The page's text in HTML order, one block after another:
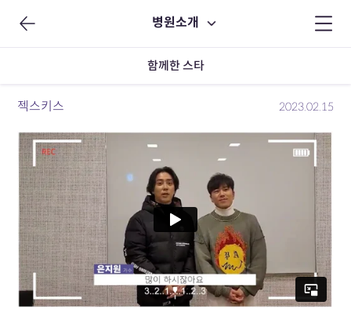
병원소개
함께한 스타
젝스키스 2023.02.15